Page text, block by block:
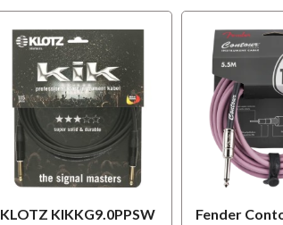
KLOTZ KIKKG9.0PPSW
Fender